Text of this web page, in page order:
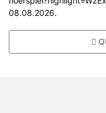
08.08.2026.